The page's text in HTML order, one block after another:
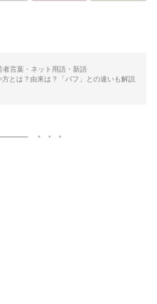
者言葉・ネット用語・新語
方とは？由来は？「バフ」との違いも解説